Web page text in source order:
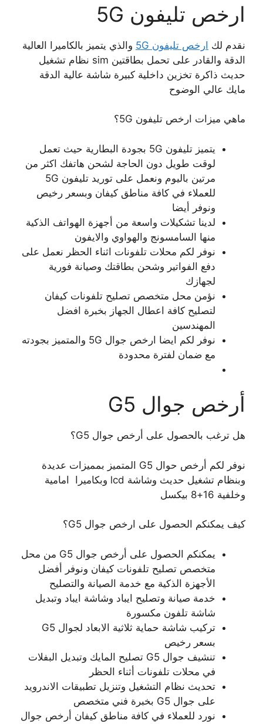
ارخص تليفون 5G
نقدم لك ارخص تليفون 5G
والذي يتميز بالكاميرا العالية
الدقة والقادر على تحمل بطاقتين sim نظام تشغيل
حديث ذاكرة تخزين داخلية كبيرة شاشة عالية الدقة
مايك عالي الوضوح
ماهي ميزات ارخص تليفون 5G؟
يتميز تليفون 5G بجودة البطارية حيث تعمل
لوقت طويل دون الحاجة لشحن هاتفك اكثر من
للعملاء في كافة مناطق كيفان وبسعر رخيص
ونوفر أيضا
لدينا تشكيلات واسعة من أجهزة الهواتف الذكية
منها السامسونج والهواوي والايفون
نوفر لكم محلات تلفونات اثناء الحظر نعمل على
دفع الفواتير وشحن بطاقتك وصيانة فورية
لجهازك
نؤمن محل متخصص تصليح تلفونات كيفان
لتصليح كافة اعطال الجهاز بخبرة افضل
المهندسين
نوفر لكم ايضا ارخص جوال 5G والمتميز بجودته
مع ضمان لفترة محدودة
أرخص جوال G5
هل ترغب بالحصول على أرخص جوال G5؟
نوفر لكم أرخص حوال G5 المتميز بمميزات عديدة
وبنظام تشغيل حديث وشاشة lcd وبكاميرا امامية
وخلفية 16+8 بيكسل
كيف يمكنكم الحصول على ارخص جوال G5؟
يمكنكم الحصول على أرخص جوال G5 من محل
متخصص تصليح تلفونات كيفان ونوفر أفضل
الأجهزة الذكية مع خدمة الصيانة والتصليح
خدمة صيانة وتصليح ايباد وشاشة ايباد وتبديل
شاشة تلفون مكسورة
تركيب شاشة حماية ثلاثية الابعاد لجوال G5
بسعر رخيص
تنشيف جوال G5 تصليح المايك وتبديل البفلات
في محلات تلفونات أثناء الحظر
تحديث نظام التشغيل وتنزيل تطبيقات الاندرويد
على جوال G5 بخبرة فني متخصص
نورد للعملاء في كافة مناطق كيفان أرخص جوال